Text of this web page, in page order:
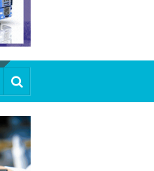
объединяет таланты в